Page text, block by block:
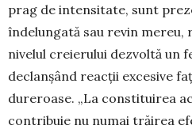
prag de intensitate, sunt
îndelungată sau revin mereu,
nivelul creie­rului dezvoltă un
declanșând reacții excesive
dureroase. „La constituirea
contribuie nu numai trăirea